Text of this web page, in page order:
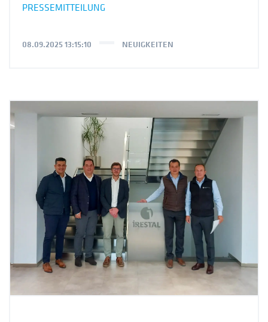
PRESSEMITTEILUNG
08.09.2025 13:15:10 NEUIGKEITEN